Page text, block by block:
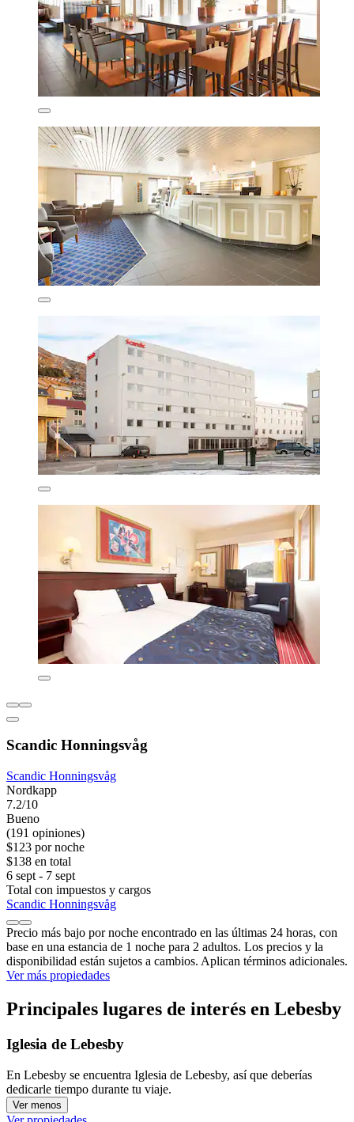
Scandic Honningsvåg
Scandic Honningsvåg
Nordkapp
7.2/10
Bueno
(191 opiniones)
$123 por noche
$138 en total
6 sept - 7 sept
Total con impuestos y cargos
Scandic Honningsvåg
Precio más bajo por noche encontrado en las últimas 24 horas, con
base en una estancia de 1 noche para 2 adultos. Los precios y la
disponibilidad están sujetos a cambios. Aplican términos adicionales.
Ver más propiedades
Principales lugares de interés en Lebesby
Iglesia de Lebesby
En Lebesby se encuentra Iglesia de Lebesby, así que deberías
dedicarle tiempo durante tu viaje.
Ver menos